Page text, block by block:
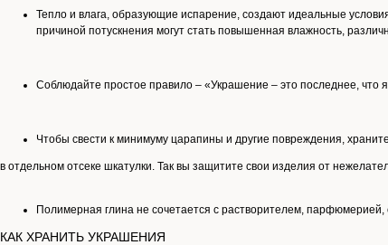
Тепло и влага, образующие испарение, создают идеальные
причиной потускнения могут стать повышенная влажность,
Соблюдайте простое правило – «Украшение – это последнее, что
Чтобы свести к минимуму царапины и другие повреждения,
в отдельном отсеке шкатулки. Так вы защитите свои изделия от
Полимерная глина не сочетается с растворителем,
КАК ХРАНИТЬ УКРАШЕНИЯ